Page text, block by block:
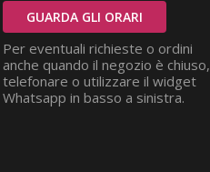
GUARDA GLI ORARI
Per eventuali richieste o ordini
anche quando il negozio è chiuso,
telefonare o utilizzare il widget
Whatsapp in basso a sinistra.